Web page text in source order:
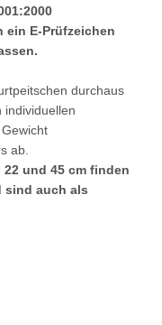
E-Prüfzeichen
durchaus
individuellen
ab.
und 45 cm finden
sind auch als